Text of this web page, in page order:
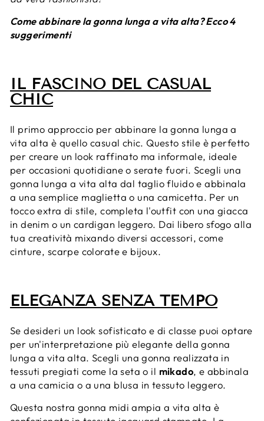
Come abbinare la gonna lunga a vita alta? Ecco 4
suggerimenti
IL FASCINO DEL CASUAL
CHIC
Il primo approccio per abbinare la gonna lunga a
vita alta è quello casual chic. Questo stile è perfetto
per creare un look raffinato ma informale, ideale
per occasioni quotidiane o serate fuori. Scegli una
gonna lunga a vita alta dal taglio fluido e abbinala
a una semplice maglietta o una camicetta. Per un
tocco extra di stile, completa l'outfit con una giacca
in denim o un cardigan leggero. Dai libero sfogo alla
tua creatività mixando diversi accessori, come
cinture, scarpe colorate e bijoux.
ELEGANZA SENZA TEMPO
Se desideri un look sofisticato e di classe puoi optare
per un'interpretazione più elegante della gonna
lunga a vita alta. Scegli una gonna realizzata in
tessuti pregiati come la seta o il mikado, e abbinala
a una camicia o a una blusa in tessuto leggero.
Questa nostra gonna midi ampia a vita alta è